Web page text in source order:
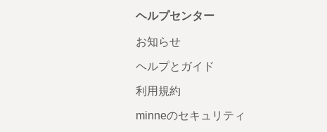
ヘルプセンター
お知らせ
ヘルプとガイド
利用規約
minneのセキュリティ